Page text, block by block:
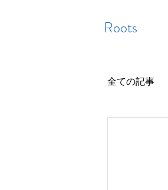
Roots
全ての記事